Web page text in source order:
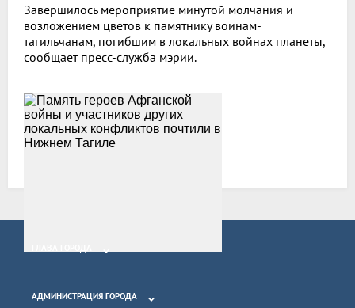
Завершилось мероприятие минутой молчания и
возложением цветов к памятнику воинам-
тагильчанам, погибшим в локальных войнах планеты,
сообщает пресс-служба мэрии.
Все новости
АДМИНИСТРАЦИЯ ГОРОДА